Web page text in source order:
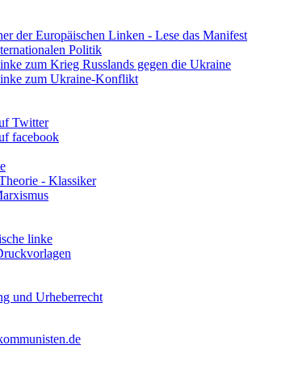
der Europäischen Linken - Lese das Manifest
Politik
zum Krieg Russlands gegen die Ukraine
zum Ukraine-Konflikt
Twitter
facebook
- Klassiker
linke
und Urheberrecht